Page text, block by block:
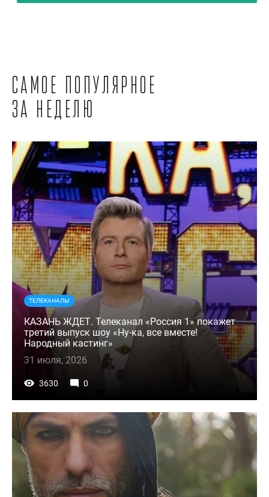
Самое популярное
за неделю
ТЕЛЕКАНАЛЫ
КАЗАНЬ ЖДЕТ. Телеканал «Россия 1» покажет
третий выпуск шоу «Ну-ка, все вместе!
Народный кастинг»
31 июля, 2026
3630 0